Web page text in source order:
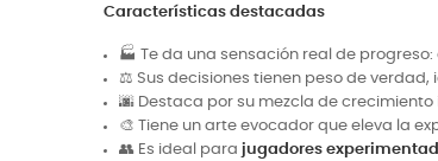
Características destacadas
🏭 Te da una sensación real de
⚖️ Sus decisiones tienen peso de
🌆 Destaca por su mezcla de
🎨 Tiene un arte evocador que eleva la
👥 Es ideal para jugadores